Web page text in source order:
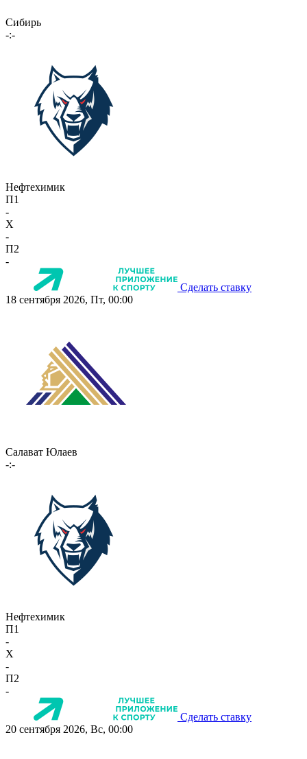
Сибирь
-:-
Нефтехимик
П1
-
X
-
П2
-
Сделать ставку
18 сентября 2026, Пт, 00:00
Салават Юлаев
-:-
Нефтехимик
П1
-
X
-
П2
-
Сделать ставку
20 сентября 2026, Вс, 00:00